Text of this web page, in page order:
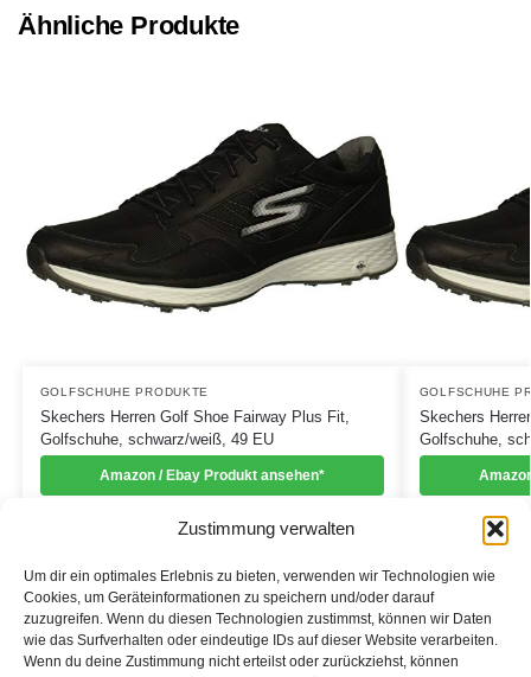
Zustimmung verwalten
Um dir ein optimales Erlebnis zu bieten, verwenden wir Technologien wie
Cookies, um Geräteinformationen zu speichern und/oder darauf
zuzugreifen. Wenn du diesen Technologien zustimmst, können wir Daten
wie das Surfverhalten oder eindeutige IDs auf dieser Website verarbeiten.
Wenn du deine Zustimmung nicht erteilst oder zurückziehst, können
Ähnliche Produkte
GOLFSCHUHE PRODUKTE
Skechers Herren Golf Shoe Fairway Plus Fit,
Golfschuhe, schwarz/weiß, 49 EU
Amazon / Ebay Produkt ansehen*
GOLFSCHUHE
Skechers
Golfschuhe,
Informationen